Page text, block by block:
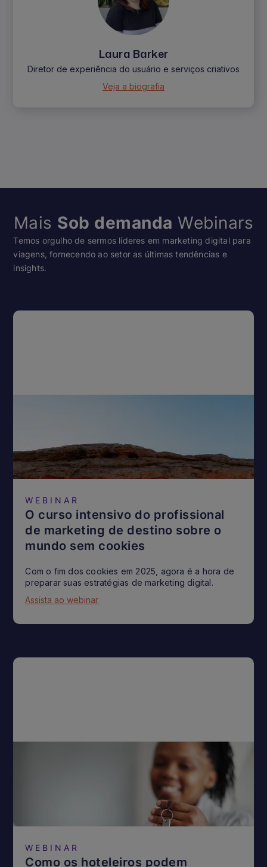
Laura Barker
Diretor de experiência do usuário e serviços criativos
Veja a biografia
Mais Sob demanda Webinars
Temos orgulho de sermos líderes em marketing digital para
viagens, fornecendo ao setor as últimas tendências e
insights.
WEBINAR
O curso intensivo do profissional
de marketing de destino sobre o
mundo sem cookies
Com o fim dos cookies em 2025, agora é a hora de
preparar suas estratégias de marketing digital.
Assista ao webinar
WEBINAR
Como os hoteleiros podem